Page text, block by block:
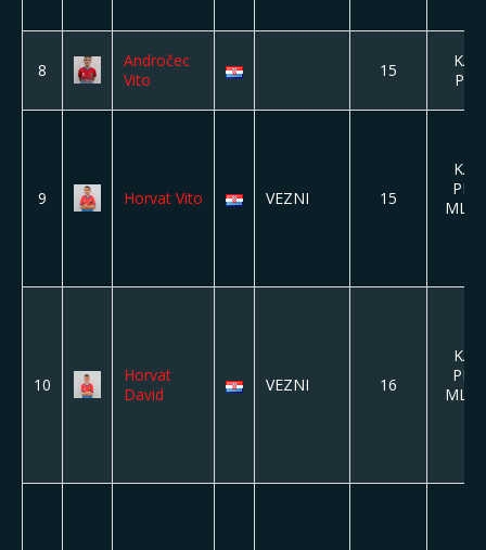
8
Andročec
Vito
15
9 Horvat Vito VEZNI 15
10
Horvat
David
VEZNI 16